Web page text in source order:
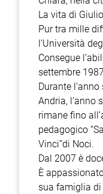
La vita di
Pur tra mille
l’Università
Consegue
settembre
Durante
Andria, l’anno
rimane fino
pedagogico
Vinci”di Noci.
Dal 2007 è
È
sua famiglia